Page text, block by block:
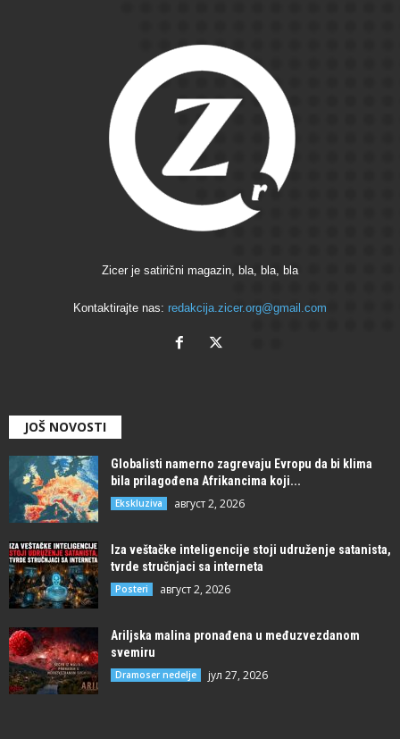
Zicer je satirični magazin, bla, bla, bla
Kontaktirajte nas: redakcija.zicer.org@gmail.com
JOŠ NOVOSTI
Globalisti namerno zagrevaju Evropu da bi klima
bila prilagođena Afrikancima koji...
Ekskluziva август 2, 2026
Iza veštačke inteligencije stoji udruženje satanista,
tvrde stručnjaci sa interneta
Posteri август 2, 2026
Ariljska malina pronađena u međuzvezdanom
svemiru
Dramoser nedelje јул 27, 2026